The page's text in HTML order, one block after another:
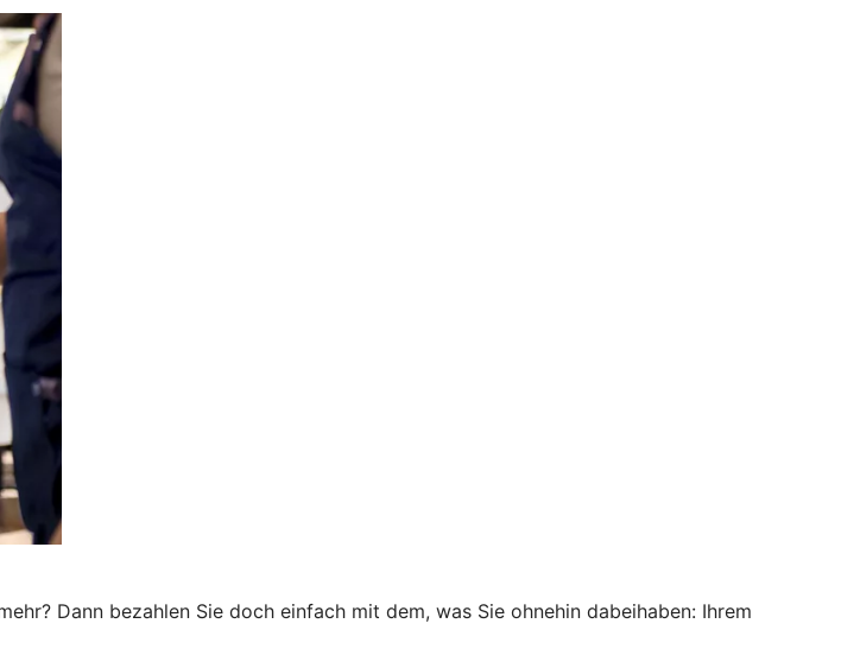
Dann bezahlen Sie doch einfach mit dem, was Sie ohnehin dabeihaben: Ihrem